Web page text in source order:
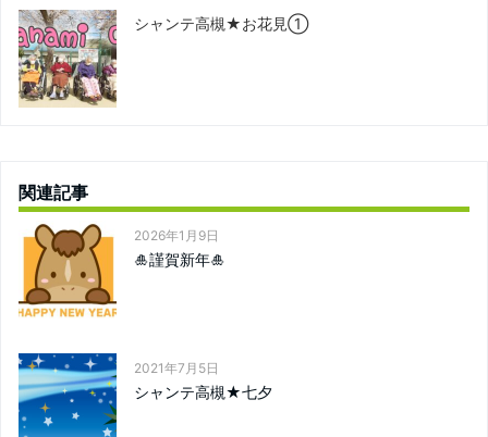
シャンテ高槻★お花見①
関連記事
2026年1月9日
🎍謹賀新年🎍
2021年7月5日
シャンテ高槻★七夕